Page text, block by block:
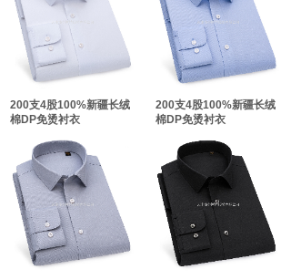
200支4股100%新疆长绒
棉DP免烫衬衣
200支4股100%新疆长绒
棉DP免烫衬衣
双击此处添加文字
双击此处添加文字